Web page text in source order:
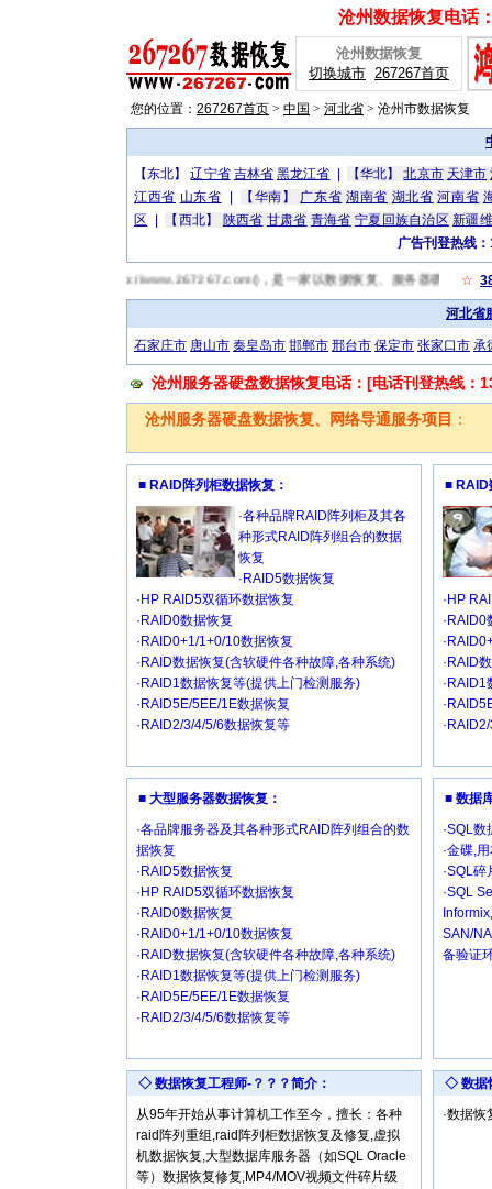
沧州数据恢复电话
沧州数据恢复
切换城市 267267首页
您的位置： 267267首页 > 中国 > 河北省 > 沧州市数据恢复
【东北】辽宁省 吉林省 黑龙江省 【华北】北京市 天津市
江西省 山东省 【华南】 广东省 湖南省 湖北省 河南省
区
【西北】 陕西省 甘肃省 青海省 宁夏回族自治区 新疆
广告刊登热线
州数据恢复网(http://www.267267.com/)，是一家以数据恢复、服务器硬盘数据
☆
河北省
石家庄市 唐山市 秦皇岛市 邯郸市 邢台市 保定市 张家口市 承
沧州服务器硬盘数据恢复电话：[电话刊登热线：
沧州服务器硬盘数据恢复、网络导通服务项目 ：
■ RAID阵列柜数据恢复：
·各种品牌RAID阵列柜及其各
种形式RAID阵列组合的数据
恢复
·RAID5数据恢复
·HP RAID5双循环数据恢复
·RAID0数据恢复
·RAID0+1/1+0/10数据恢复
·RAID数据恢复(含软硬件各种故障,各种系统)
·RAID1数据恢复等(提供上门检测服务)
·RAID5E/5EE/1E数据恢复
·RAID2/3/4/5/6数据恢复等
■ RAID
·HP
·RAID0
·RAID
■ 大型服务器数据恢复：
·各品牌服务器及其各种形式RAID阵列组合的数
据恢复
·RAID5数据恢复
·HP RAID5双循环数据恢复
·RAID0数据恢复
·RAID0+1/1+0/10数据恢复
·RAID数据恢复(含软硬件各种故障,各种系统)
·RAID1数据恢复等(提供上门检测服务)
·RAID5E/5EE/1E数据恢复
·RAID2/3/4/5/6数据恢复等
■ 数据
·SQL
·金碟,
·SQL
·SQL
SAN/
备验证
◇ 数据恢复工程师-？？？简介：
从95年开始从事计算机工作至今，擅长：各种
raid阵列重组,raid阵列柜数据恢复及修复,虚拟
机数据恢复,大型数据库服务器（如SQL Oracle
等）数据恢复修复,MP4/MOV视频文件碎片级
◇ 数据
·数据